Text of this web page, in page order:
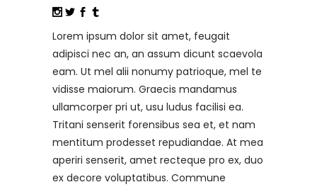
Lorem ipsum dolor sit amet, feugait
adipisci nec an, an assum dicunt scaevola
eam. Ut mel alii nonumy patrioque, mel te
vidisse maiorum. Graecis mandamus
ullamcorper pri ut, usu ludus facilisi ea.
Tritani senserit forensibus sea et, et nam
mentitum prodesset repudiandae. At mea
aperiri senserit, amet recteque pro ex, duo
ex decore voluptatibus. Commune